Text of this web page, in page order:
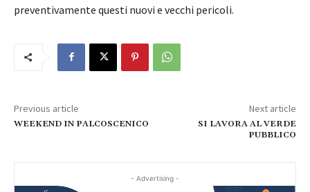
preventivamente questi nuovi e vecchi pericoli.
Previous article
WEEKEND IN PALCOSCENICO
Next article
SI LAVORA AL VERDE
PUBBLICO
- Advertising -